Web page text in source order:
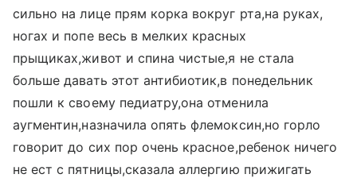
сильно на лице прям корка вокруг рта,на руках,
ногах и попе весь в мелких красных
прыщиках,живот и спина чистые,я не стала
больше давать этот антибиотик,в понедельник
пошли к своему педиатру,она отменила
аугментин,назначила опять флемоксин,но горло
говорит до сих пор очень красное,ребенок ничего
не ест с пятницы,сказала аллергию прижигать